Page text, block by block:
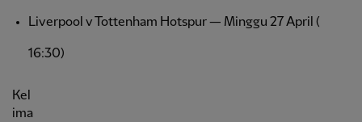
Liverpool v Tottenham Hotspur — Minggu 27 April (
16:30)
Kel
ima